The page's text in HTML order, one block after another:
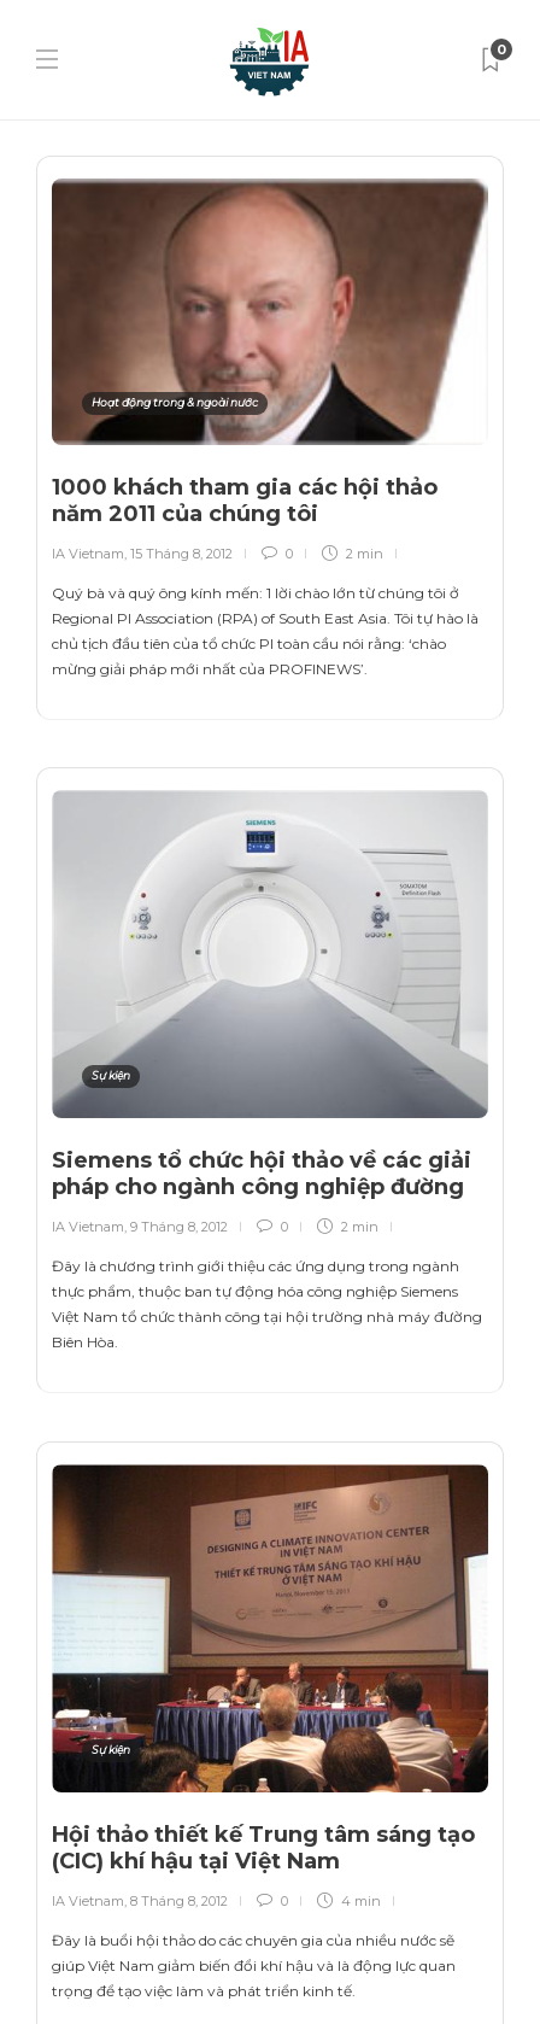
0
Hoạt động trong & ngoài nước
1000 khách tham gia các hội thảo
năm 2011 của chúng tôi
IA Vietnam, 15 Tháng 8, 2012 0 2 min
Quý bà và quý ông kính mến: 1 lời chào lớn từ chúng tôi ở
Regional PI Association (RPA) of South East Asia. Tôi tự hào là
chủ tịch đầu tiên của tổ chức PI toàn cầu nói rằng: ‘chào
mừng giải pháp mới nhất của PROFINEWS’.
Sự kiện
Siemens tổ chức hội thảo về các giải
pháp cho ngành công nghiệp đường
IA Vietnam 9 Tháng 8, 2012 0 2 min
Đây là chương trình giới thiệu các ứng dụng trong ngành
thực phẩm, thuộc ban tự động hóa công nghiệp Siemens
Việt Nam tổ chức thành công tại hội trường nhà máy đường
Biên Hòa.
Sự kiện
Hội thảo thiết kế Trung tâm sáng tạo
(CIC) khí hậu tại Việt Nam
IA Vietnam 8 Tháng 8, 2012 0 4 min
Đây là buổi hội thảo do các chuyên gia của nhiều nước sẽ
giúp Việt Nam giảm biến đổi khí hậu và là động lực quan
trọng để tạo việc làm và phát triển kinh tế.